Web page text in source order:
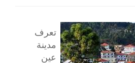
اختر بلدا/بلدان
تعرف
مدينة
عين